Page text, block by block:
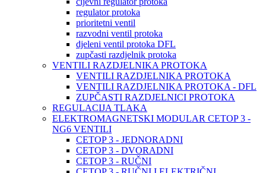
regulator protoka
prioritetni ventil
razvodni ventil protoka
djeleni ventil protoka DFL
zupčasti razdjelnik protoka
VENTILI RAZDJELNIKA PROTOKA
VENTILI RAZDJELNIKA PROTOKA
VENTILI RAZDJELNIKA PROTOKA - DFL
ZUPČASTI RAZDJELNICI PROTOKA
REGULACIJA TLAKA
ELEKTROMAGNETSKI MODULAR CETOP 3 -
NG6 VENTILI
CETOP 3 - JEDNORADNI
CETOP 3 - DVORADNI
CETOP 3 - RUČNI